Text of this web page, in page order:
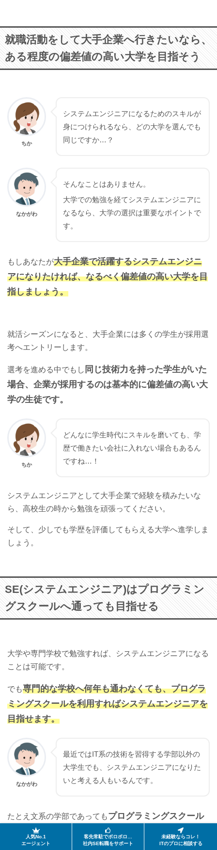
就職活動をして大手企業へ行きたいなら、
ある程度の偏差値の高い大学を目指そう
ちか
システムエンジニアになるためのスキルが
身につけられるなら、どの大学を選んでも
同じですか…？
なかがわ
そんなことはありません。
大学での勉強を経てシステムエンジニアに
なるなら、大学の選択は重要なポイントで
す。
もしあなたが大手企業で活躍するシステムエンジニ
アになりたければ、なるべく偏差値の高い大学を目
指しましょう。
就活シーズンになると、大手企業には多くの学生が採用選
考へエントリーします。
選考を進める中でもし 同じ技術力を持った学生がいた
場合、企業が採用するのは基本的に偏差値の高い大
学の生徒です。
ちか
どんなに学生時代にスキルを磨いても、学
歴で働きたい会社に入れない場合もあるん
ですね…！
システムエンジニアとして大手企業で経験を積みたいな
ら、高校生の時から勉強を頑張ってください。
そして、少しでも学歴を評価してもらえる大学へ進学しま
しょう。
SE(システムエンジニア)はプログラミン
グスクールへ通っても目指せる
大学や専門学校で勉強すれば、システムエンジニアになる
ことは可能です。
でも専門的な学校へ何年も通わなくても、プログラ
ミングスクールを利用すればシステムエンジニアを
目指せます。
なかがわ
最近ではIT系の技術を習得する学部以外の
大学生でも、システムエンジニアになりた
いと考える人もいるんです。
たとえ文系の学部であってもプログラミングスクール
で勉強すれば、学習した内容を就職活動でアピール
できます。
人気No.1
エージェント
客先常駐でボロボロ…
社内SE転職をサポート
未経験ならコレ！
ITのプロに相談する